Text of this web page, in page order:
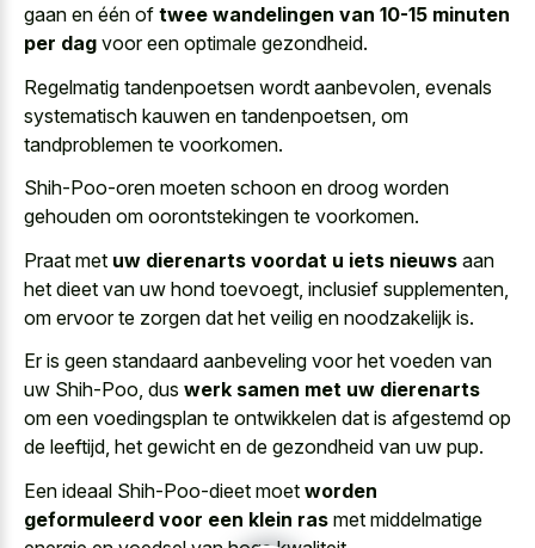
gaan en één of twee wandelingen van 10-15 minuten
per dag voor een optimale gezondheid.
Regelmatig tandenpoetsen wordt aanbevolen, evenals
systematisch kauwen en tandenpoetsen, om
tandproblemen te voorkomen.
Shih-Poo-oren moeten schoon en droog worden
gehouden om oorontstekingen te voorkomen.
Praat met uw dierenarts voordat u iets nieuws aan
het dieet van uw hond toevoegt, inclusief supplementen,
om ervoor te zorgen dat het veilig en noodzakelijk is.
Er is geen standaard aanbeveling voor het voeden van
uw Shih-Poo, dus werk samen met uw dierenarts
om een voedingsplan te ontwikkelen dat is afgestemd op
de leeftijd, het gewicht en de gezondheid van uw pup.
Een ideaal Shih-Poo-dieet moet worden
geformuleerd voor een klein ras met middelmatige